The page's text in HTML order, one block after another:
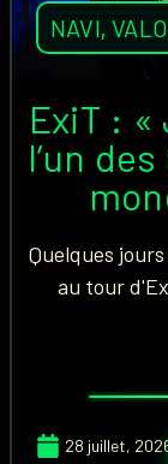
NAVI,
ExiT :
l’un
Quelques
au tour
28 juillet,